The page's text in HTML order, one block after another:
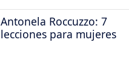
Antonela Roccuzzo: 7
lecciones para mujeres